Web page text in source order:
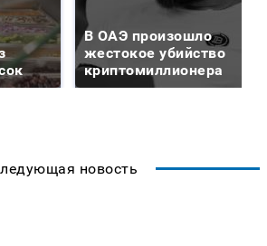
В ОАЭ произошло
жестокое убийство
криптомиллионера
новость